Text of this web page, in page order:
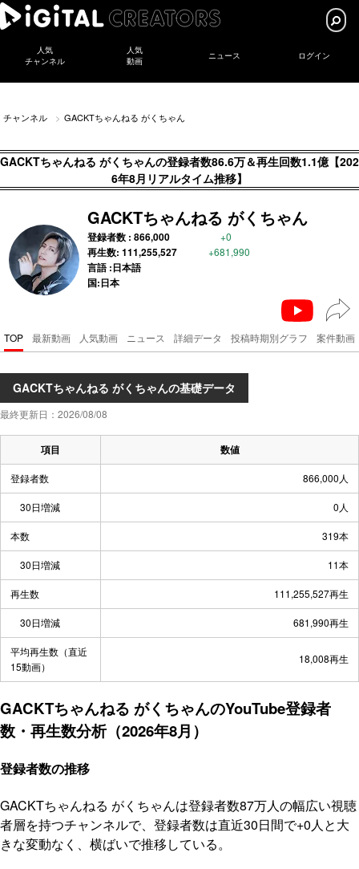
人気
チャンネル
人気
動画
ニュース ログイン
チャンネル GACKTちゃんねる がくちゃん
GACKTちゃんねる がくちゃんの登録者数86.6万＆再生回数1.1億【202
6年8月リアルタイム推移】
GACKTちゃんねる がくちゃん
登録者数 : 866,000 +0
再生数: 111,255,527 +681,990
言語 :日本語
国:日本
TOP 最新動画 人気動画 ニュース 詳細データ 投稿時期別グラフ 案件動画
GACKTちゃんねる がくちゃんの基礎データ
最終更新日：2026/08/08
項目 数値
登録者数 866,000人
30日増減 0人
本数 319本
30日増減 11本
再生数 111,255,527再生
30日増減 681,990再生
平均再生数（直近
15動画）
18,008再生
GACKTちゃんねる がくちゃんのYouTube登録者
数・再生数分析（2026年8月）
登録者数の推移
GACKTちゃんねる がくちゃんは登録者数87万人の幅広い視聴
者層を持つチャンネルで、登録者数は直近30日間で+0人と大
きな変動なく、横ばいで推移している。